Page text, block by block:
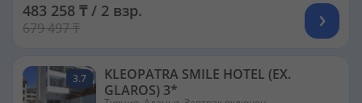
483 258 ₸ / 2 взр.
679 497 ₸
3.7
KLEOPATRA SMILE HOTEL (EX.
GLAROS) 3*